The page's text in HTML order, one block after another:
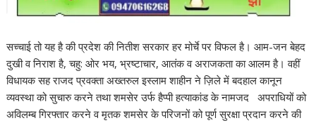
सच्चाई तो यह है की प्रदेश की नितीश सरकार हर मोर्चे पर विफल है। आम-जन बेहद
दुखी व निराश है, चहु: ओर भय, भ्रष्टाचार, आतंक व अराजकता का आलम है। वहीं
विधायक सह राजद प्रवक्ता अख्तरुल इस्लाम शाहीन ने ज़िले में बदहाल कानून
व्यवस्था को सुचारु करने तथा शमसेर उर्फ हैप्पी हत्याकांड के नामजद अपराधियों को
अविलम्ब गिरफ्तार करने व मृतक शमसेर के परिजनों को पूर्ण सुरक्षा प्रदान करने की